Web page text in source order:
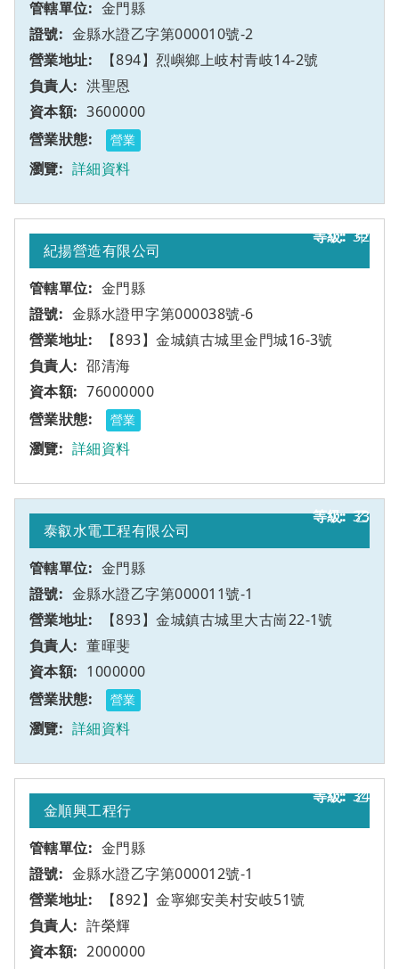
金門縣
金縣水證乙字第000010號-2
【894】烈嶼鄉上岐村青岐14-2號
洪聖恩
3600000
營業
詳細資料
32
紀揚營造有限公司
金門縣
金縣水證甲字第000038號-6
【893】金城鎮古城里金門城16-3號
甲
邵清海
76000000
營業
詳細資料
33
泰叡水電工程有限公司
金門縣
金縣水證乙字第000011號-1
【893】金城鎮古城里大古崗22-1號
乙
董暉斐
1000000
營業
詳細資料
34
金順興工程行
金門縣
金縣水證乙字第000012號-1
【892】金寧鄉安美村安岐51號
乙
許榮輝
2000000